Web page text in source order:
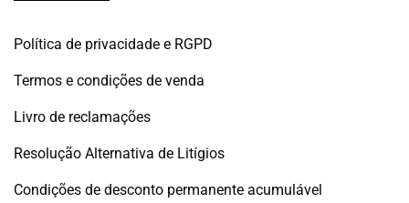
Política de privacidade e RGPD
Termos e condições de venda
Livro de reclamações
Resolução Alternativa de Litígios
Condições de desconto permanente acumulável